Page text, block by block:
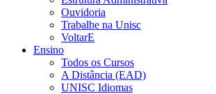
Ouvidoria
Trabalhe na Unisc
VoltarE
Ensino
Todos os Cursos
A Distância (EAD)
UNISC Idiomas